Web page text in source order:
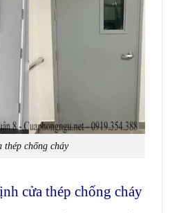
thép chống cháy
cửa thép chống cháy